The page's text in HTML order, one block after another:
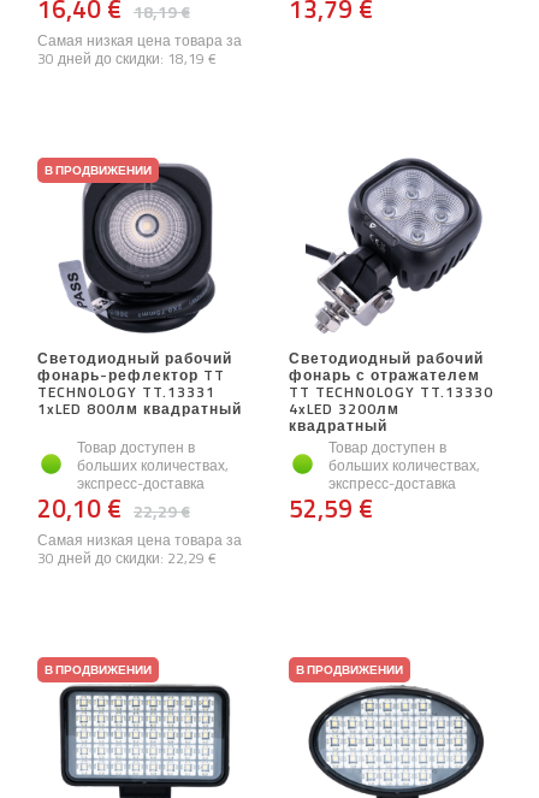
18,19 €
16,40 €
Самая низкая цена товара за
30 дней до скидки: 18,19 €
13,79 €
В ПРОДВИЖЕНИИ
Светодиодный рабочий
фонарь-рефлектор TT
TECHNOLOGY TT.13331
1xLED 800лм квадратный
Товар доступен в
больших количествах,
экспресс-доставка
22,29 €
20,10 €
Самая низкая цена товара за
30 дней до скидки: 22,29 €
Светодиодный рабочий
фонарь с отражателем
TT TECHNOLOGY TT.13330
4xLED 3200лм
квадратный
Товар доступен в
больших количествах,
экспресс-доставка
52,59 €
В ПРОДВИЖЕНИИ В ПРОДВИЖЕНИИ